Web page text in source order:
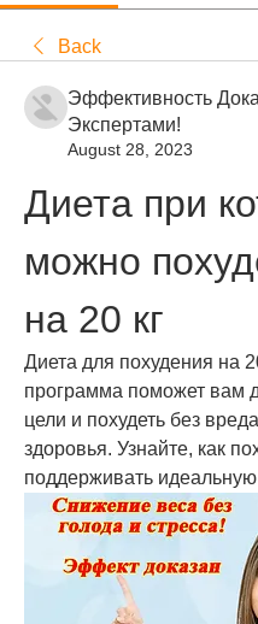
Back
Эффективность
Экспертами!
August 28, 2023
Диета при
можно
на 20 кг
Диета для похудения на
программа поможет вам
цели и похудеть без
здоровья. Узнайте, как
поддерживать идеальную